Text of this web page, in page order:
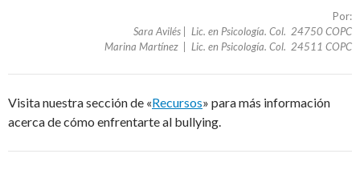
Por:
Sara Avilés | Lic. en Psicología. Col. 24750 COPC
Marina Martínez | Lic. en Psicología. Col. 24511 COPC
Visita nuestra sección de «Recursos» para más información
acerca de cómo enfrentarte al bullying.